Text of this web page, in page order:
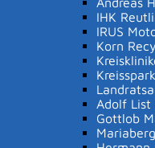
IHK
IRUS
Korn
Adolf List
Gottlob
Mariaberg
senden, in unseren
einwerfen oder auch
im Sekretariat
Weitere Termine für
innen (2026/2027)